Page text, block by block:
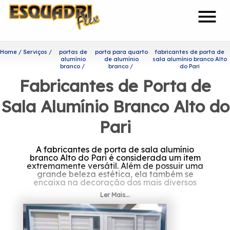
menu
Home Serviços
portas de
alumínio
branco
porta para quarto
de alumínio
branco
fabricantes de porta de
sala alumínio branco Alto
do Pari
Fabricantes de Porta de
Sala Alumínio Branco Alto do
Pari
A fabricantes de porta de sala alumínio
branco Alto do Pari é considerada um item
extremamente versátil. Além de possuir uma
grande beleza estética, ela também se
encaixa na decoração dos mais diversos
ambientes.
Saiba mais sobre fabricantes
de porta de sala alumínio
Ler Mais...